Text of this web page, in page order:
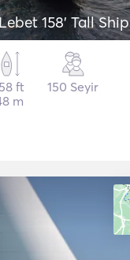
158' Tall Ship
ft
m
150 Seyir